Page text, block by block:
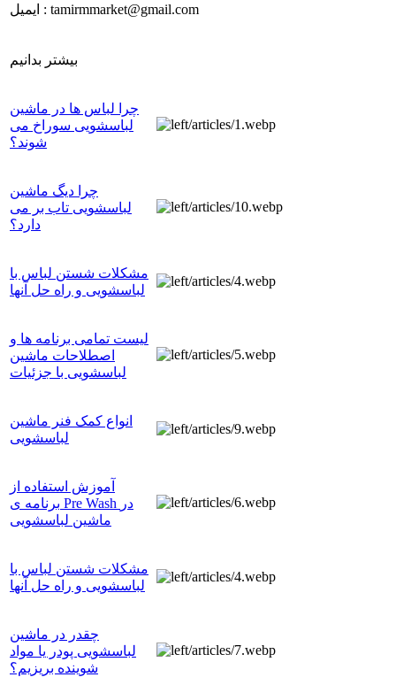
ایمیل : tamirmmarket@gmail.com
بیشتر بدانیم
چرا لباس ها در ماشین
لباسشویی سوراخ می
شوند؟
چرا دیگ ماشین
لباسشویی تاب بر می
دارد؟
مشکلات شستن لباس با
لباسشویی و راه حل آنها
لیست تمامی برنامه ها و
اصطلاحات ماشین
لباسشویی با جزئیات
انواع کمک فنر ماشین
لباسشویی
آموزش استفاده از
برنامه ی Pre Wash در
ماشین لباسشویی
مشکلات شستن لباس با
لباسشویی و راه حل آنها
چقدر در ماشین
لباسشویی پودر یا مواد
شوینده بریزیم؟